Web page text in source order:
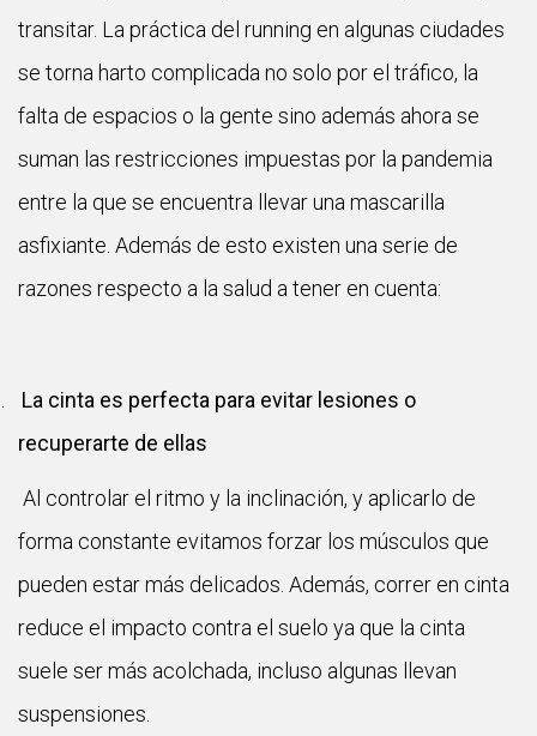
transitar. La práctica del running en algunas ciudades
se torna harto complicada no solo por el tráfico, la
falta de espacios o la gente sino además ahora se
suman las restricciones impuestas por la pandemia
entre la que se encuentra llevar una mascarilla
asfixiante. Además de esto existen una serie de
razones respecto a la salud a tener en cuenta:
La cinta es perfecta para evitar lesiones o
recuperarte de ellas
Al controlar el ritmo y la inclinación, y aplicarlo de
forma constante evitamos forzar los músculos que
pueden estar más delicados. Además, correr en cinta
reduce el impacto contra el suelo ya que la cinta
suele ser más acolchada, incluso algunas llevan
suspensiones.